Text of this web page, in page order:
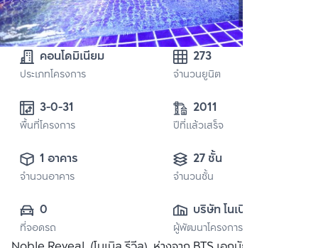
คอนโดมิเนียม
ประเภทโครงการ
273
จำนวนยูนิต
พื้นที่โครงการ
2011
ปีที่แล้วเสร็จ
1 อาคาร
จำนวนอาคาร
27 ชั้น
จำนวนชั้น
0
ที่จอดรถ
บริษัท โนเบิล ดี
เวลลอปเมนท์ จำกัด
ผู้พัฒนาโครงการ